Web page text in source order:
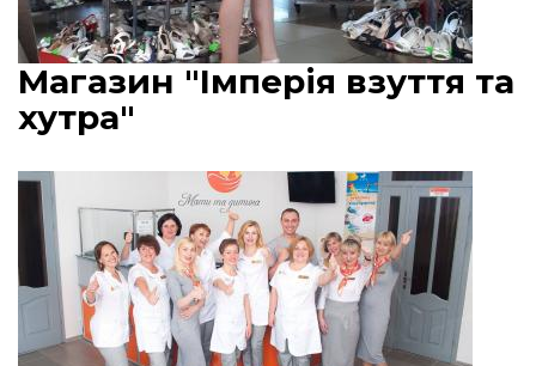
Магазин "Імперія взуття та
хутра"